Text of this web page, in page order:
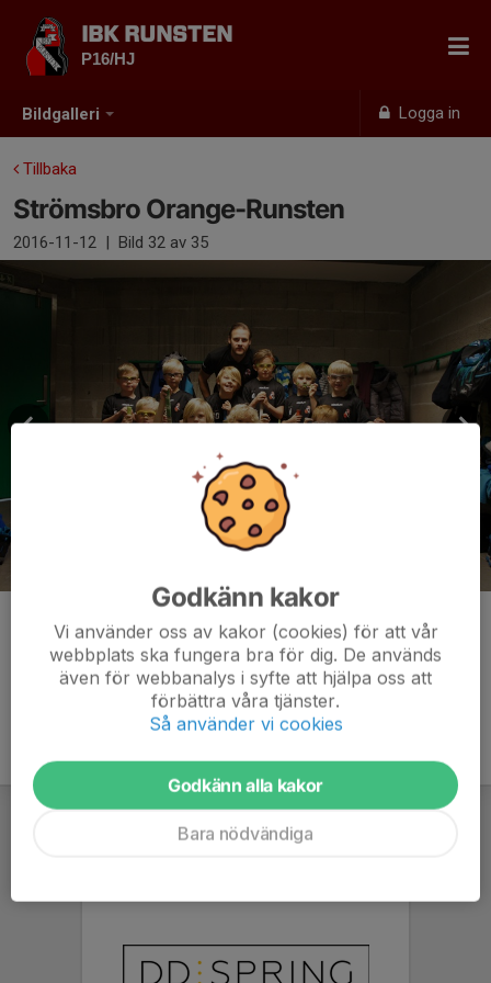
Bildgalleri Logga in
IBK RUNSTEN
P16/HJ
Tillbaka
Strömsbro Orange-Runsten
2016-11-12 | Bild 32 av 35
Kommentarer
Godkänn kakor
Vi använder oss av kakor (cookies) för att vår
webbplats ska fungera bra för dig. De används
även för webbanalys i syfte att hjälpa oss att
förbättra våra tjänster.
Så använder vi cookies
Godkänn alla kakor
Bara nödvändiga